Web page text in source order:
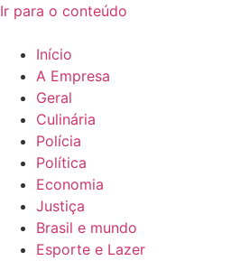
Ir para o conteúdo
Início
A Empresa
Geral
Culinária
Polícia
Política
Economia
Justiça
Brasil e mundo
Esporte e Lazer